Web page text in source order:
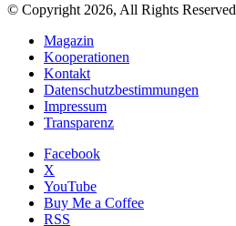
© Copyright 2026, All Rights Reserved
Magazin
Kooperationen
Kontakt
Datenschutzbestimmungen
Impressum
Transparenz
Facebook
X
YouTube
Buy Me a Coffee
RSS